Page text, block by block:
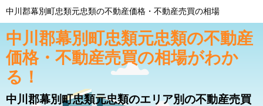
中川郡幕別町忠類元忠類の不動産価格・不動産売買の相場
中川郡幕別町忠類元忠類の不動産
価格・不動産売買の相場がわか
る！
中川郡幕別町忠類元忠類のエリア別の不動産売買